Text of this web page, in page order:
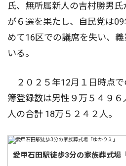
氏、無所属新人の吉村勝男
が６選を果たし、自民党は
めて16区での議席を失い、
いる。
２０２５年12月１日時点で
簿登録数は男性９万５４９６
人の合計 18万５２４２人。
愛甲石田駅徒歩3分の家族葬式場